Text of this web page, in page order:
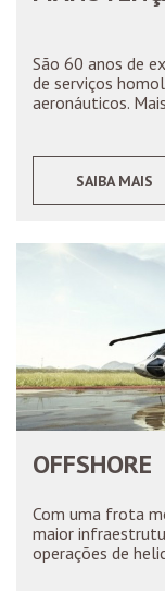
São 60 anos de
de serviços
aeronáuticos.
SAIBA MAIS
OFFSHORE
Com uma frota
maior
operações de